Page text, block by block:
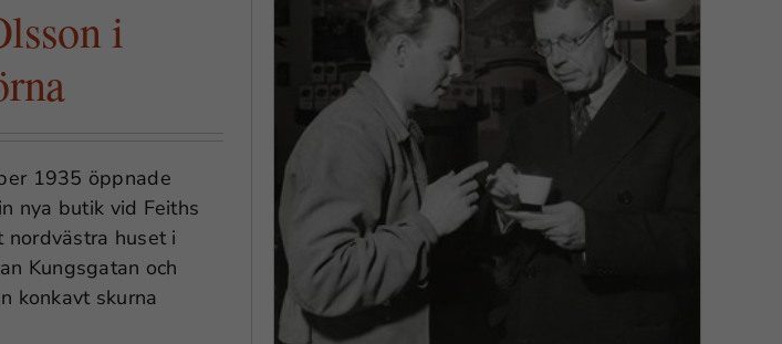
i
1935 öppnade
nya butik vid Feiths
nordvästra huset i
Kungsgatan och
konkavt skurna
kaffesurrogat